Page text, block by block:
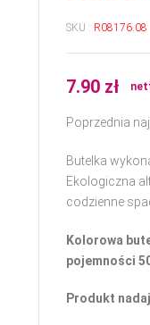
SKU : R08176.08
7.90 zł
Poprzednia
Butelka
Ekologiczna
codzienne
Kolorowa
pojemności
Produkt